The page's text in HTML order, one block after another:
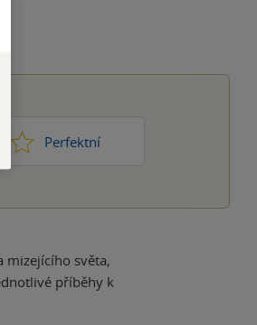
Perfektní
mizejícího světa,
příběhy k